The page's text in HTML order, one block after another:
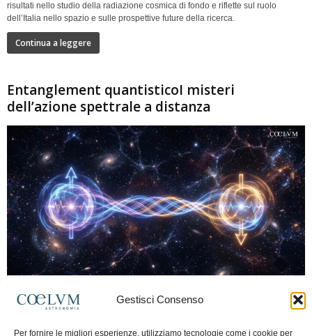
Gestisci Consenso
Per fornire le migliori esperienze, utilizziamo tecnologie come i cookie per
risultati nello studio della radiazione cosmica di fondo e riflette sul ruolo
dell’Italia nello spazio e sulle prospettive future della ricerca.
Continua a leggere
Entanglement quantisticoI misteri
dell’azione spettrale a distanza
Marco Lorrai - 15 Giugno 2026 0
moderna: due particelle possono mostrare correlazioni che sembrano ignorare